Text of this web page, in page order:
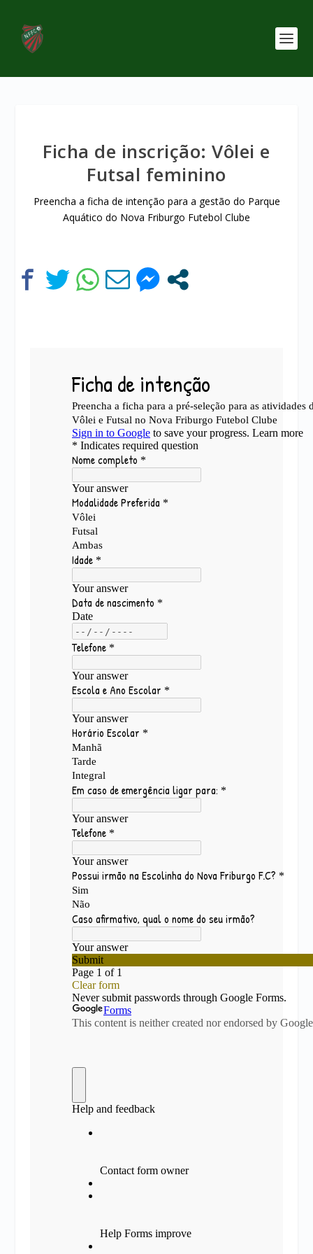
Ficha de inscrição: Vôlei e
Futsal feminino
Preencha a ficha de intenção para a gestão do Parque
Aquático do Nova Friburgo Futebol Clube